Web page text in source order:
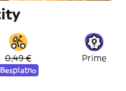
0,49 €
Besplatno
Prime